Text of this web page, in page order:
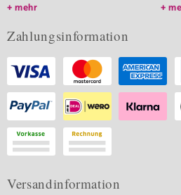
mehr
Zahlungsinformation
Versandinformation